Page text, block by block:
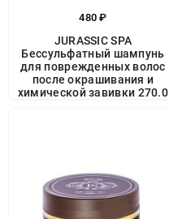
480 ₽
JURASSIC SPA
Бессульфатный шампунь
для поврежденных волос
после окрашивания и
химической завивки 270.0